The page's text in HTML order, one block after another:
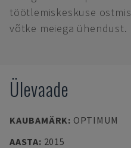
töötlemiskeskuse
võtke meiega ühendust.
Ülevaade
KAUBAMÄRK: OPTIMUM
AASTA: 2015